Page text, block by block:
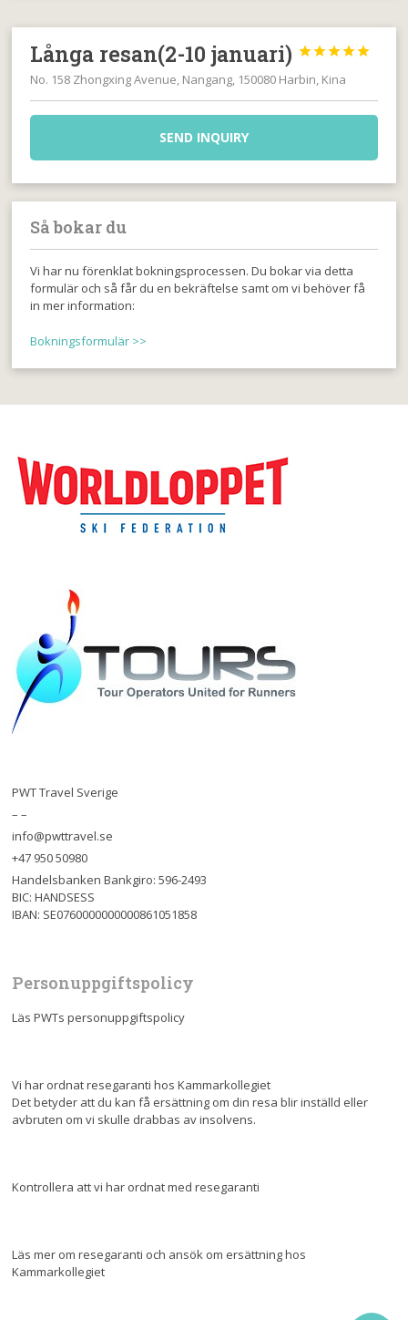
Långa resan(2-10 januari) 




No. 158 Zhongxing Avenue, Nangang, 150080 Harbin, Kina
SEND INQUIRY
Så bokar du
Vi har nu förenklat bokningsprocessen. Du bokar via detta
formulär och så får du en bekräftelse samt om vi behöver få
in mer information:
Bokningsformulär >>
PWT Travel Sverige
– –
info@pwttravel.se
+47 950 50980
Handelsbanken Bankgiro: 596-2493
BIC: HANDSESS
IBAN: SE0760000000000861051858
Personuppgiftspolicy
Läs PWTs personuppgiftspolicy
Vi har ordnat resegaranti hos Kammarkollegiet
Det betyder att du kan få ersättning om din resa blir inställd eller
avbruten om vi skulle drabbas av insolvens.
Kontrollera att vi har ordnat med resegaranti
Läs mer om resegaranti och ansök om ersättning hos
Kammarkollegiet